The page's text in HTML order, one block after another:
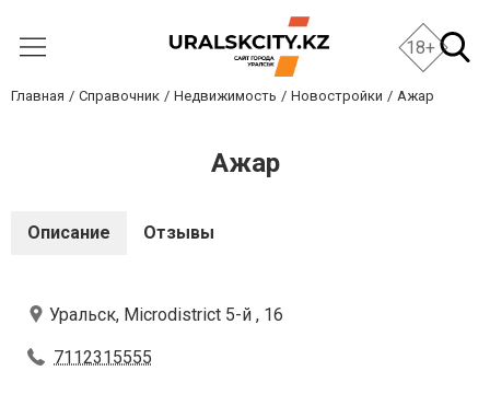
18+
Главная Справочник Недвижимость Новостройки Ажар
Ажар
Описание Отзывы
Уральск, Microdistrict 5-й , 16
7112315555